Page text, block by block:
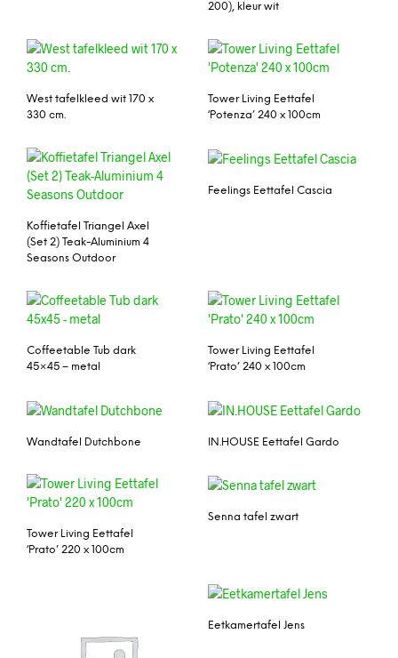
200), kleur wit
West tafelkleed wit 170 x
330 cm.
Tower Living Eettafel
‘Potenza’ 240 x 100cm
Koffietafel Triangel Axel
(Set 2) Teak-Aluminium 4
Seasons Outdoor
Feelings Eettafel Cascia
Coffeetable Tub dark
45×45 – metal
Tower Living Eettafel
‘Prato’ 240 x 100cm
Wandtafel Dutchbone IN.HOUSE Eettafel Gardo
Tower Living Eettafel
‘Prato’ 220 x 100cm
Senna tafel zwart
Eetkamertafel Jens